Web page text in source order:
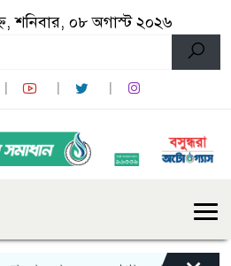
শনিবার, ০৮ অগাস্ট ২০২৬